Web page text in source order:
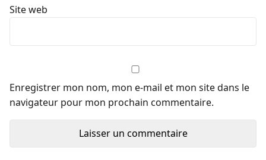
Site web
Enregistrer mon nom, mon e-mail et mon site dans le
navigateur pour mon prochain commentaire.